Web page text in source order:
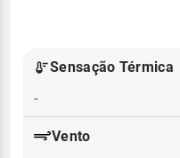
Sensação Térmica
-
Vento